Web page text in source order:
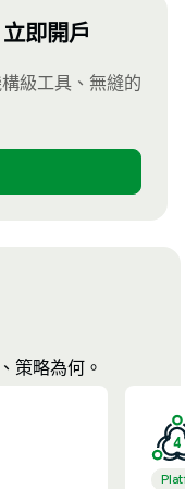
即開戶
級工具、無縫的
策略為何。